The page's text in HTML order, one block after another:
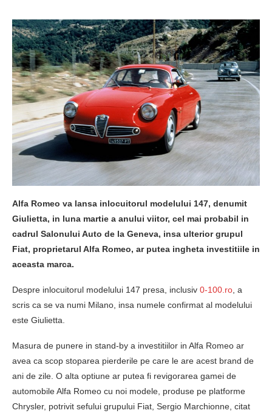
Alfa Romeo va lansa inlocuitorul modelului 147, denumit
Giulietta, in luna martie a anului viitor, cel mai probabil in
cadrul Salonului Auto de la Geneva, insa ulterior grupul
Fiat, proprietarul Alfa Romeo, ar putea ingheta investitiile in
aceasta marca.
Despre inlocuitorul modelului 147 presa, inclusiv 0-100.ro , a
scris ca se va numi Milano, insa numele confirmat al modelului
este Giulietta.
Masura de punere in stand-by a investitiilor in Alfa Romeo ar
avea ca scop stoparea pierderile pe care le are acest brand de
ani de zile. O alta optiune ar putea fi revigorarea gamei de
automobile Alfa Romeo cu noi modele, produse pe platforme
Chrysler, potrivit sefului grupului Fiat, Sergio Marchionne, citat